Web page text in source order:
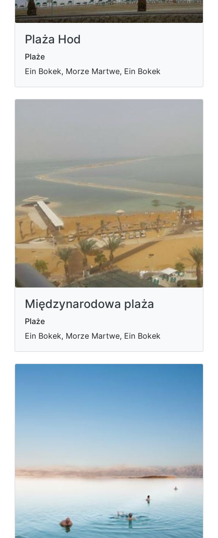
Plaża Hod
Plaże
Ein Bokek, Morze Martwe, Ein Bokek
Międzynarodowa plaża
Plaże
Ein Bokek, Morze Martwe, Ein Bokek